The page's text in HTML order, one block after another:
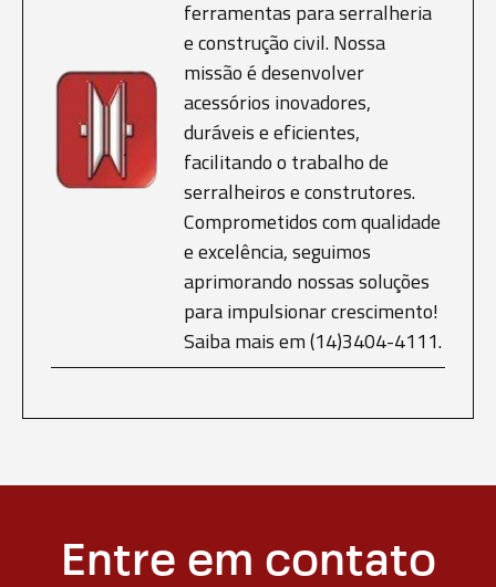
ferramentas para serralheria
e construção civil. Nossa
missão é desenvolver
acessórios inovadores,
duráveis e eficientes,
facilitando o trabalho de
serralheiros e construtores.
Comprometidos com qualidade
e excelência, seguimos
aprimorando nossas soluções
para impulsionar crescimento!
Saiba mais em (14)3404-4111.
Entre em contato